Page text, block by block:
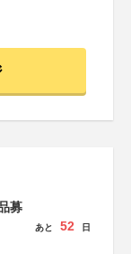
募
あと 52 日